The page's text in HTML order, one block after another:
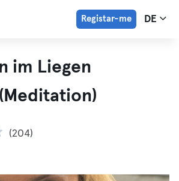
Registar-me DE
im Liegen
(204)